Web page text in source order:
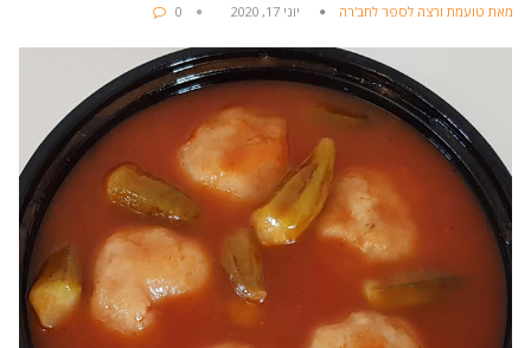
מאת טועמת ורצה לספר לחב'רה יוני 17, 2020 0